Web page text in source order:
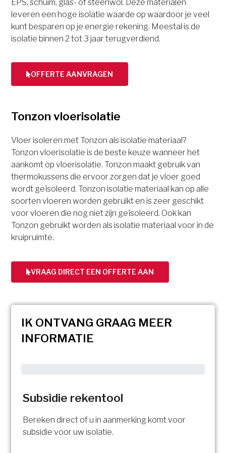
EPS, schuim, glas- of steenwol. Deze materialen
leveren een hoge isolatie waarde op waardoor je veel
kunt besparen op je energie rekening. Meestal is de
isolatie binnen 2 tot 3 jaar terugverdiend.
OFFERTE AANVRAGEN
Tonzon vloerisolatie
Vloer isoleren met Tonzon als isolatie materiaal?
Tonzon vloerisolatie is de beste keuze wanneer het
aankomt op vloerisolatie. Tonzon maakt gebruik van
thermokussens die ervoor zorgen dat je vloer goed
wordt geïsoleerd. Tonzon isolatie materiaal kan op alle
soorten vloeren worden gebruikt en is zeer geschikt
voor vloeren die nog niet zijn geïsoleerd. Ook kan
Tonzon gebruikt worden als isolatie materiaal voor in de
kruipruimte.
VRAAG DIRECT EEN OFFERTE AAN
IK ONTVANG GRAAG MEER
INFORMATIE
Subsidie rekentool
Bereken direct of u in aanmerking komt voor
subsidie voor uw isolatie.